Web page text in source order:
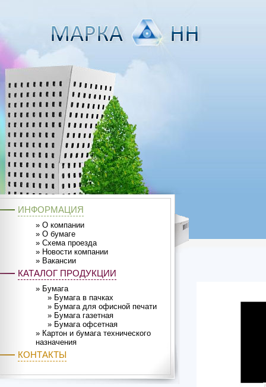
ИНФОРМАЦИЯ
» О компании
» О бумаге
» Схема проезда
» Новости компании
» Вакансии
КАТАЛОГ ПРОДУКЦИИ
» Бумага
» Бумага в пачках
» Бумага для офисной печати
» Бумага газетная
» Бумага офсетная
» Картон и бумага технического
назначения
КОНТАКТЫ